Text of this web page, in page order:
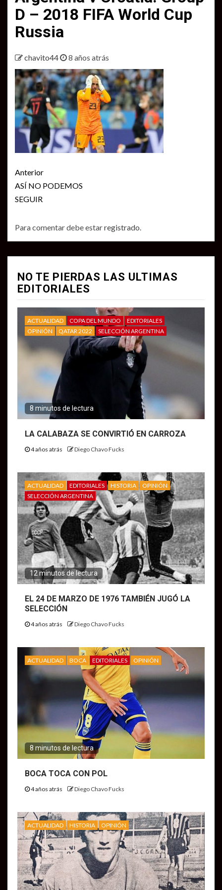
D – 2018 FIFA World Cup
Russia
chavito44 8 años atrás
Seguir
leyendo
Anterior
ASÍ NO PODEMOS
SEGUIR
Para comentar debe estarregistrado.
NO TE PIERDAS LAS ULTIMAS
EDITORIALES
ACTUALIDAD COPA DEL MUNDO
EDITORIALES
OPINIÓN
QATAR 2022 SELECCIÓN ARGENTINA
8 minutos de lectura
LA CALABAZA SE CONVIRTIÓ EN CARROZA
4 años atrás Diego Chavo Fucks
ACTUALIDAD EDITORIALES HISTORIA
OPINIÓN
SELECCIÓN ARGENTINA
12 minutos de lectura
EL 24 DE MARZO DE 1976 TAMBIÉN JUGÓ LA
SELECCIÓN
4 años atrás Diego Chavo Fucks
ACTUALIDAD BOCA EDITORIALES OPINIÓN
8 minutos de lectura
BOCA TOCA CON POL
4 años atrás Diego Chavo Fucks
ACTUALIDAD HISTORIA OPINIÓN